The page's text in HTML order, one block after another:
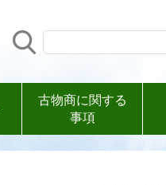
古物商に関する
事項